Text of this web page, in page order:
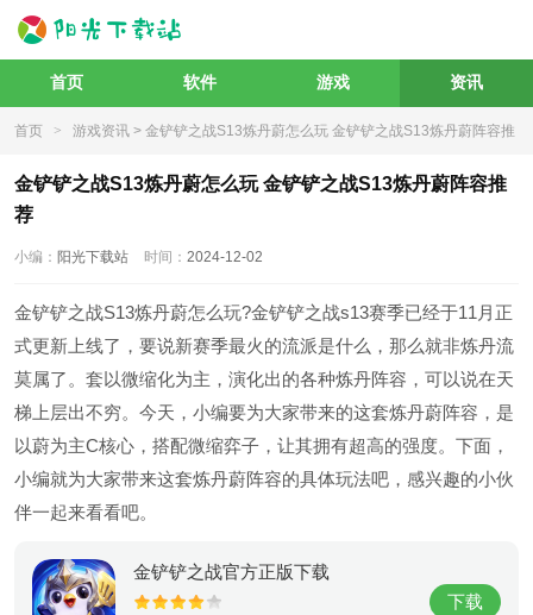
首页 软件 游戏 资讯
首页 > 游戏资讯 > 金铲铲之战S13炼丹蔚怎么玩 金铲铲之战S13炼丹蔚阵容推
荐
金铲铲之战S13炼丹蔚怎么玩 金铲铲之战S13炼丹蔚阵容推
荐
小编： 阳光下载站 时间： 2024-12-02
金铲铲之战S13炼丹蔚怎么玩?金铲铲之战s13赛季已经于11月正
式更新上线了，要说新赛季最火的流派是什么，那么就非炼丹流
莫属了。套以微缩化为主，演化出的各种炼丹阵容，可以说在天
梯上层出不穷。今天，小编要为大家带来的这套炼丹蔚阵容，是
以蔚为主C核心，搭配微缩弈子，让其拥有超高的强度。下面，
小编就为大家带来这套炼丹蔚阵容的具体玩法吧，感兴趣的小伙
伴一起来看看吧。
金铲铲之战官方正版下载
下载